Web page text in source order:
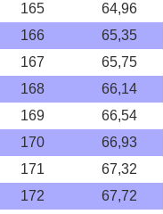
165
64,96
166
65,35
167
65,75
168
66,14
169
66,54
170
66,93
171
67,32
172
67,72